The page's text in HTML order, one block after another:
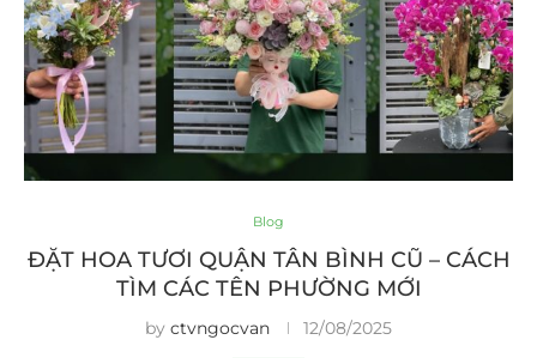
Blog
ĐẶT HOA TƯƠI QUẬN TÂN BÌNH CŨ – CÁCH
TÌM CÁC TÊN PHƯỜNG MỚI
by ctvngocvan 12/08/2025